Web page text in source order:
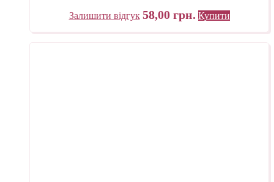
Залишити відгук 58,00 грн. Купити